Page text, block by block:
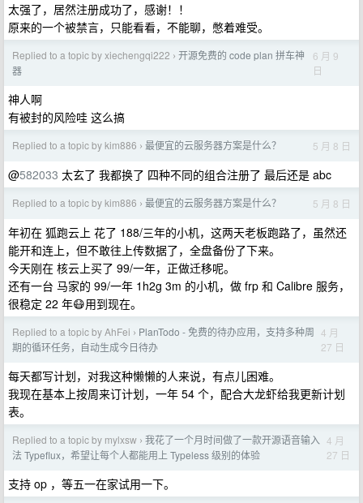
太强了，居然注册成功了，感谢！！
原来的一个被禁言，只能看看，不能聊，憋着难受。
Replied to a topic by xiechengqi222 › 开源免费的 code plan 拼车神
器
6 月 9
日
神人啊
有被封的风险哇 这么搞
Replied to a topic by kim886 › 最便宜的云服务器方案是什么？ 5 月 8 日
@582033 太玄了 我都换了 四种不同的组合注册了 最后还是 abc
Replied to a topic by kim886 › 最便宜的云服务器方案是什么？ 5 月 8 日
年初在 狐跑云上 花了 188/三年的小机，这两天老板跑路了，虽然还
能开和连上，但不敢往上传数据了，全盘备份了下来。
今天刚在 核云上买了 99/一年，正做迁移呢。
还有一台 马家的 99/一年 1h2g 3m 的小机，做 frp 和 Calibre 服务，
很稳定 22 年😷用到现在。
Replied to a topic by AhFei › PlanTodo - 免费的待办应用，支持多种周
期的循环任务，自动生成今日待办
4 月
27 日
每天都写计划，对我这种懒懒的人来说，有点儿困难。
我现在基本上按周来订计划，一年 54 个，配合大龙虾给我更新计划
表。
Replied to a topic by mylxsw › 我花了一个月时间做了一款开源语音输入
法 Typeflux，希望让每个人都能用上 Typeless 级别的体验
4 月
27 日
支持 op ，等五一在家试用一下。